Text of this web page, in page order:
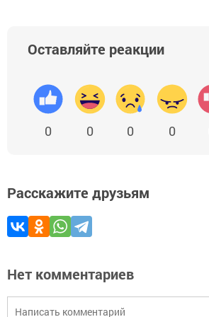
Оставляйте реакции
0 0 0 0
Расскажите друзьям
Нет комментариев